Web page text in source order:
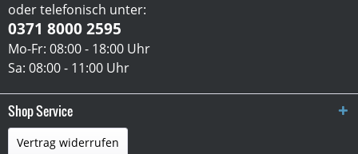
oder telefonisch unter:
0371 8000 2595
Mo-Fr: 08:00 - 18:00 Uhr
Sa: 08:00 - 11:00 Uhr
Shop Service
Vertrag widerrufen